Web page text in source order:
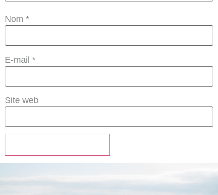
Nom *
E-mail *
Site web